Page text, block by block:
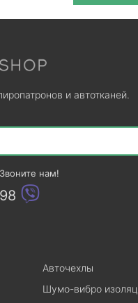
и автотканей.
нам!
Авточехлы
Шумо-вибро